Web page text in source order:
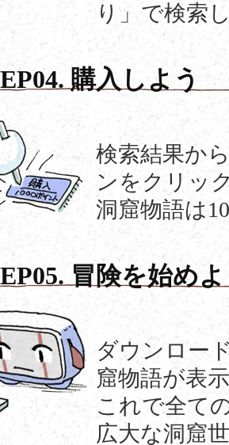
り」で検索
購入しよう
検索結果か
ンをクリッ
洞窟物語は
冒険を始め
ダウンロー
窟物語が表
これで全て
広大な洞窟